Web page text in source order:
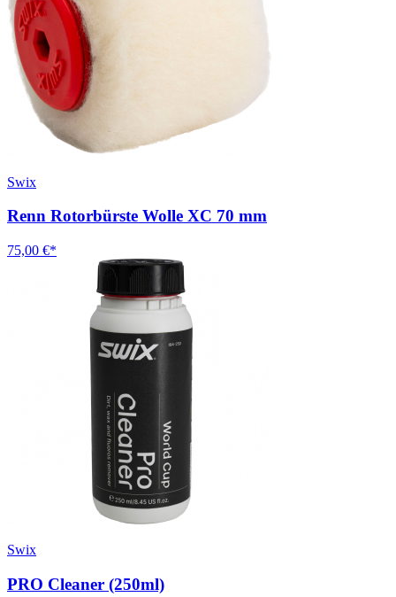
Swix
Renn Rotorbürste Wolle XC 70 mm
75,00 €*
Swix
PRO Cleaner (250ml)